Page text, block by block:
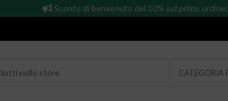
Sconto di benvenuto del 10% sul primo ordine: